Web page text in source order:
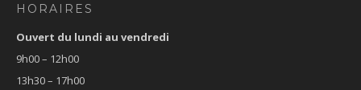
HORAIRES
Ouvert du lundi au vendredi
9h00 – 12h00
13h30 – 17h00